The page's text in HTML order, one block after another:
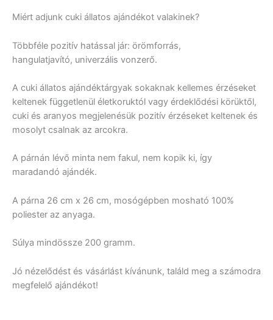
Miért adjunk cuki állatos ajándékot valakinek?
Többféle pozitív hatással jár: örömforrás,
hangulatjavító, univerzális vonzerő.
A cuki állatos ajándéktárgyak sokaknak kellemes érzéseket
keltenek függetlenül életkoruktól vagy érdeklődési körüktől,
cuki és aranyos megjelenésük pozitív érzéseket keltenek és
mosolyt csalnak az arcokra.
A párnán lévő minta nem fakul, nem kopik ki, így
maradandó ajándék.
A párna 26 cm x 26 cm, mosógépben mosható 100%
poliester az anyaga.
Súlya mindössze 200 gramm.
Jó nézelődést és vásárlást kívánunk, találd meg a számodra
megfelelő ajándékot!